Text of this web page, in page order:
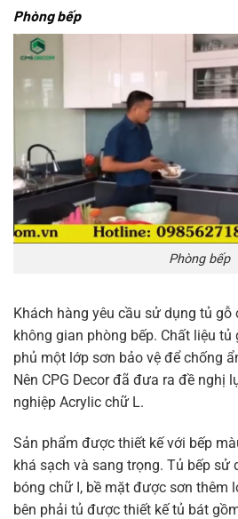
Phòng bếp
Phòng bếp
Khách hàng yêu cầu sử dụng tủ
không gian phòng bếp. Chất liệu tủ
phủ một lớp sơn bảo vệ để chống
Nên CPG Decor đã đưa ra đề nghị
nghiệp Acrylic chữ L.
Sản phẩm được thiết kế với bếp
khá sạch và sang trọng. Tủ bếp sử
bóng chữ I, bề mặt được sơn thêm
bên phải tủ được thiết kế tủ bát